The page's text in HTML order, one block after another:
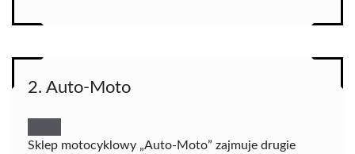
2. Auto-Moto
Sklep motocyklowy „Auto-Moto” zajmuje drugie